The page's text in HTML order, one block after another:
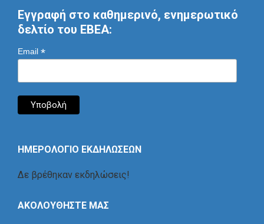
Εγγραφή στο καθημερινό, ενημερωτικό
δελτίο του ΕΒΕΑ:
Email *
ΗΜΕΡΟΛΟΓΙΟ ΕΚΔΗΛΩΣΕΩΝ
Δε βρέθηκαν εκδηλώσεις!
ΑΚΟΛΟΥΘΗΣΤΕ ΜΑΣ